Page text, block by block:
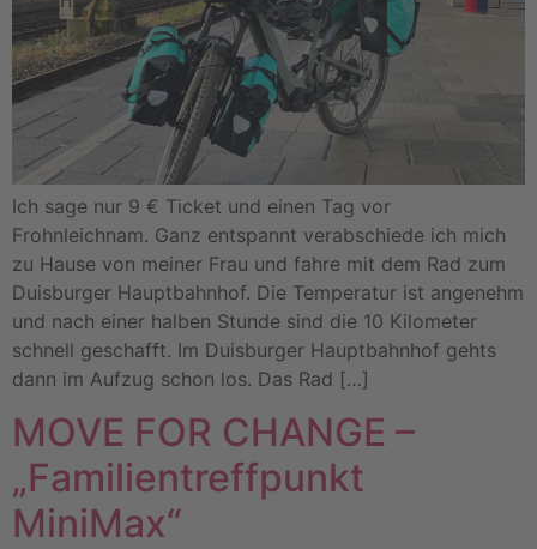
Ich sage nur 9 € Ticket und einen Tag vor
Frohnleichnam. Ganz entspannt verabschiede ich mich
zu Hause von meiner Frau und fahre mit dem Rad zum
Duisburger Hauptbahnhof. Die Temperatur ist angenehm
und nach einer halben Stunde sind die 10 Kilometer
schnell geschafft. Im Duisburger Hauptbahnhof gehts
dann im Aufzug schon los. Das Rad […]
MOVE FOR CHANGE –
„Familientreffpunkt
MiniMax“